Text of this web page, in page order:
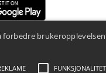
-personvernerklæring-Vilkår og
FUNKSJONALITET